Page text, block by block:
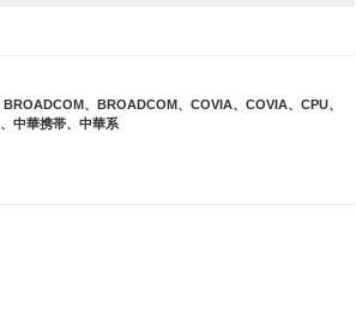
BROADCOM 、 BROADCOM 、 COVIA、 COVIA、 CPU、
、 中華携帯、 中華系